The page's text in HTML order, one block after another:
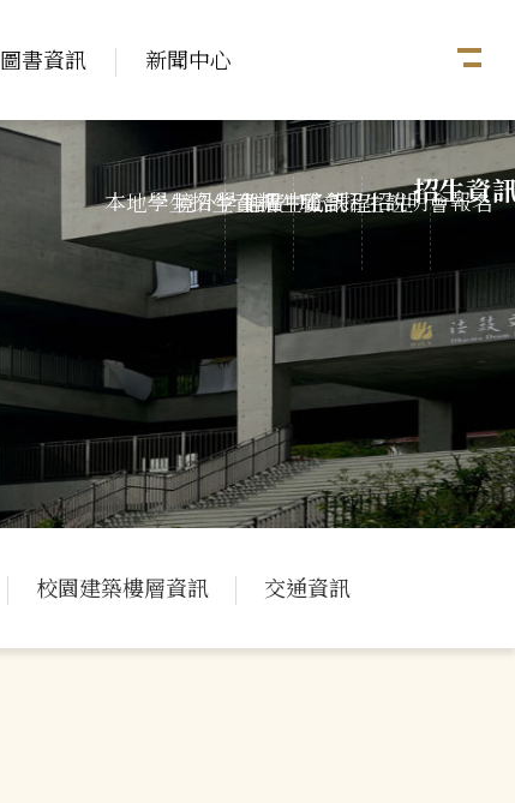
圖書資訊 新聞中心
本地學生招生資訊 境外學生招生資訊 推廣中心課程招生 聯合招生說明會報名招生
校園建築樓層資訊 交通資訊